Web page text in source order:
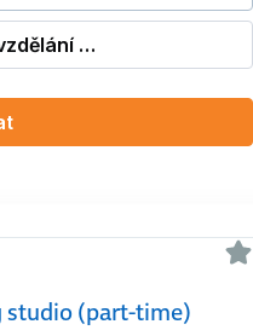
…
studio (part-time)